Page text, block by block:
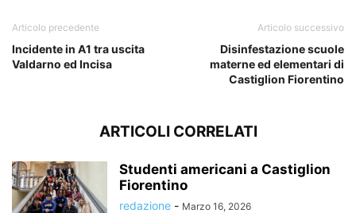
Articolo precedente
Incidente in A1 tra uscita
Valdarno ed Incisa
Articolo successivo
Disinfestazione scuole
materne ed elementari di
Castiglion Fiorentino
ARTICOLI CORRELATI
Studenti americani a Castiglion
Fiorentino
redazione - Marzo 16, 2026